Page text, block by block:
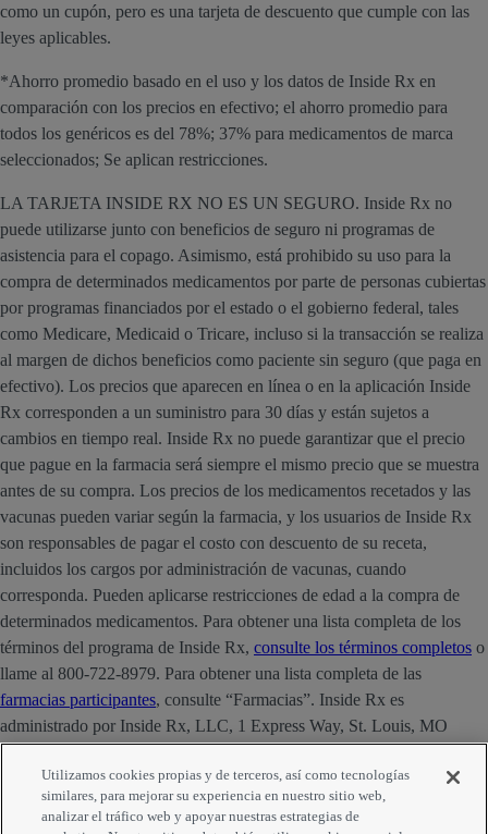
como un cupón, pero es una tarjeta de descuento que cumple con las
leyes aplicables.
*Ahorro promedio basado en el uso y los datos de Inside Rx en
comparación con los precios en efectivo; el ahorro promedio para
todos los genéricos es del 78%; 37% para medicamentos de marca
seleccionados; Se aplican restricciones.
LA TARJETA INSIDE RX NO ES UN SEGURO. Inside Rx no
puede utilizarse junto con beneficios de seguro ni programas de
asistencia para el copago. Asimismo, está prohibido su uso para la
compra de determinados medicamentos por parte de personas cubiertas
por programas financiados por el estado o el gobierno federal, tales
como Medicare, Medicaid o Tricare, incluso si la transacción se realiza
al margen de dichos beneficios como paciente sin seguro (que paga en
efectivo). Los precios que aparecen en línea o en la aplicación Inside
Rx corresponden a un suministro para 30 días y están sujetos a
cambios en tiempo real. Inside Rx no puede garantizar que el precio
que pague en la farmacia será siempre el mismo precio que se muestra
antes de su compra. Los precios de los medicamentos recetados y las
vacunas pueden variar según la farmacia, y los usuarios de Inside Rx
son responsables de pagar el costo con descuento de su receta,
incluidos los cargos por administración de vacunas, cuando
corresponda. Pueden aplicarse restricciones de edad a la compra de
determinados medicamentos. Para obtener una lista completa de los
términos del programa de Inside Rx, consulte los términos completos o
llame al 800-722-8979. Para obtener una lista completa de las
farmacias participantes, consulte “Farmacias”. Inside Rx es
administrado por Inside Rx, LLC, 1 Express Way, St. Louis, MO
Strategic Development, Inc.
Utilizamos cookies propias y de terceros, así como tecnologías
similares, para mejorar su experiencia en nuestro sitio web,
analizar el tráfico web y apoyar nuestras estrategias de